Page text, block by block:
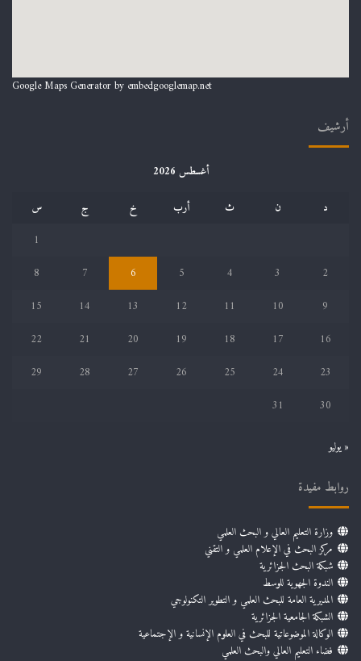
Google Maps Generator by embedgooglemap.net
أرشيف
أغسطس 2026
د
ن ث أرب خ ج
س
1
2
3
4
5
6
7
8
9
10
11
12
13
14
15
16
17
18
19
20
21
22
23
24
25
26
27
28
29
30
31
« يوليو
روابط مفيدة
وزارة التعليم العالي و البحث العلمي
مركز البحث في الإعلام العلمي و التقني
شبكة البحث الجزائرية
الندوة الجهوية للوسط
المديرية العامة للبحث العلمي و التطوير التكنولوجي
الشبكة الجامعية الجزائرية
الوكالة الموضوعاتية للبحث في العلوم الإنسانية و الإجتماعية
فضاء التعليم العالي والبحث العلمي